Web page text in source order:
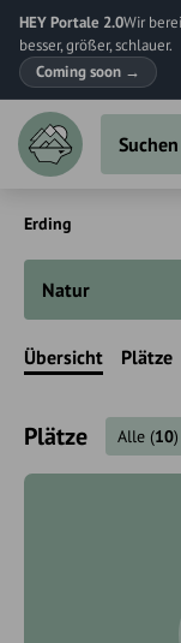
HEY Portale 2.0Wir
besser, größer, schlauer.
Coming soon →
Erding
Natur
Übersicht Plätze
Plätze Alle (10)